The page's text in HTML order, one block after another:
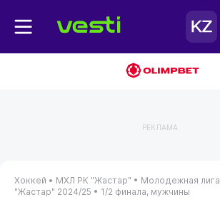
РЕКЛАМА
Хоккей • МХЛ РК "Жастар" • Молодежная лига
"Жастар" 2024/25 • 1/2 финала, мужчины